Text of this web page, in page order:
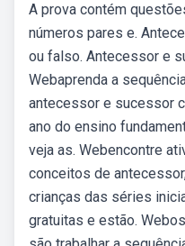
A prova contém
números pares e.
ou falso. Antecessor e
Webaprenda a
antecessor e sucessor
ano do ensino
veja as. Webencontre
conceitos de
crianças das séries
gratuitas e estão.